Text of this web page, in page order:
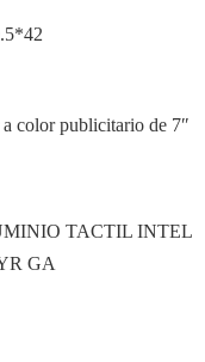
color publicitario de 7″
TACTIL INTEL
GA